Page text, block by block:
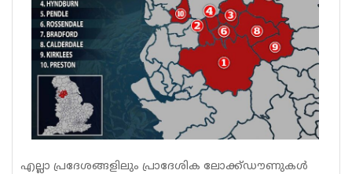
എല്ലാ പ്രദേശങ്ങളിലും പ്രാദേശിക ലോക്ക്ഡൗണുകൾ